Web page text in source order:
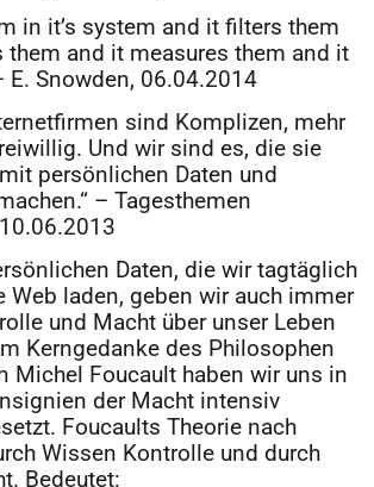
in it’s system and it filters them
them and it measures them and it
E. Snowden, 06.04.2014
sind Komplizen, mehr
Und wir sind es, die sie
persönlichen Daten und
– Tagesthemen
Daten, die wir tagtäglich
Web laden, geben wir auch immer
und Macht über unser Leben
Kerngedanke des Philosophen
Michel Foucault haben wir uns in
der Macht intensiv
Foucaults Theorie nach
Wissen Kontrolle und durch
Bedeutet: